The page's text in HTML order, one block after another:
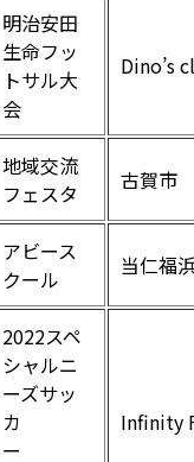
明治安田
生命フッ
トサル大
会
Dino’s
地域交流
フェスタ
古賀市
アビース
クール
当仁福
2022スペ
シャルニ
ーズサッ
カ
ー
Infinity